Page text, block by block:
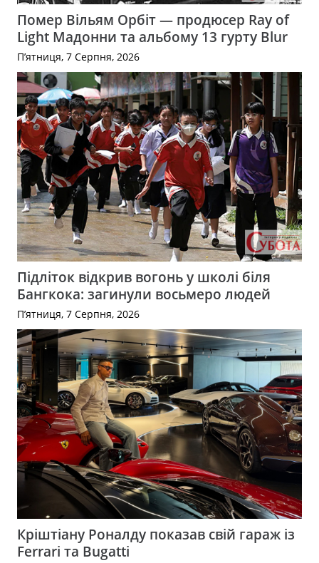
Помер Вільям Орбіт — продюсер Ray of
Light Мадонни та альбому 13 гурту Blur
П’ятниця, 7 Серпня, 2026
Підліток відкрив вогонь у школі біля
Бангкока: загинули восьмеро людей
П’ятниця, 7 Серпня, 2026
Кріштіану Роналду показав свій гараж із
Ferrari та Bugatti